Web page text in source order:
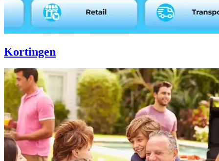
Kortingen